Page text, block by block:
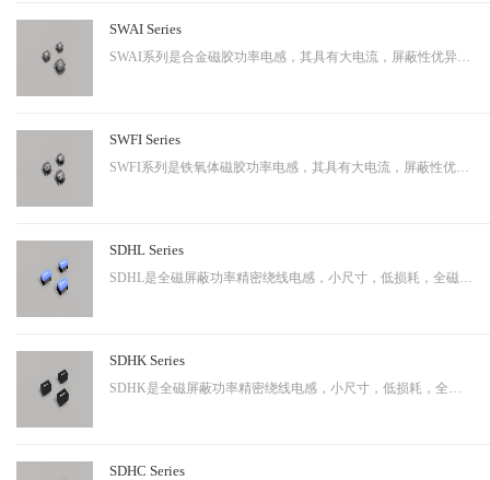
SWAI Series
SWAI系列是合金磁胶功率电感，其具有大电流，屏蔽性优异等特性，应用广泛。
SWFI Series
SWFI系列是铁氧体磁胶功率电感，其具有大电流，屏蔽性优异，性价比高等特性，应用广泛。
SDHL Series
SDHL是全磁屏蔽功率精密绕线电感，小尺寸，低损耗，全磁屏蔽等特点，适用于小型化终端产品。
SDHK Series
SDHK是全磁屏蔽功率精密绕线电感，小尺寸，低损耗，全磁屏蔽等特点，适用于小型化终端产品。
SDHC Series